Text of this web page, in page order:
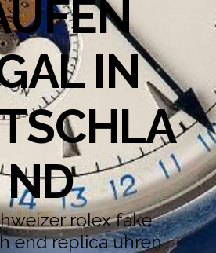
IN
ND
rolex fake
end replica uhren